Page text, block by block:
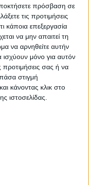
πρόσβαση σε
τις προτιμήσεις
κάποια επεξεργασία
να μην απαιτεί τη
να αρνηθείτε αυτήν
ισχύουν μόνο για αυτόν
προτιμήσεις σας ή να
στιγμή
κάνοντας κλικ στο
ιστοσελίδας.
το ζώδιο του
Natalie Gersa.
10 έως 30